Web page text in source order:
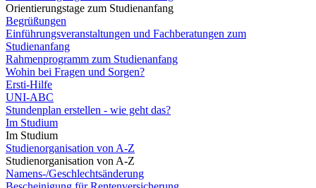
Orientierungstage zum Studienanfang
Begrüßungen
Einführungsveranstaltungen und Fachberatungen zum
Studienanfang
Rahmenprogramm zum Studienanfang
Wohin bei Fragen und Sorgen?
Ersti-Hilfe
UNI-ABC
Stundenplan erstellen - wie geht das?
Im Studium
Im Studium
Studienorganisation von A-Z
Studienorganisation von A-Z
Namens-/Geschlechtsänderung